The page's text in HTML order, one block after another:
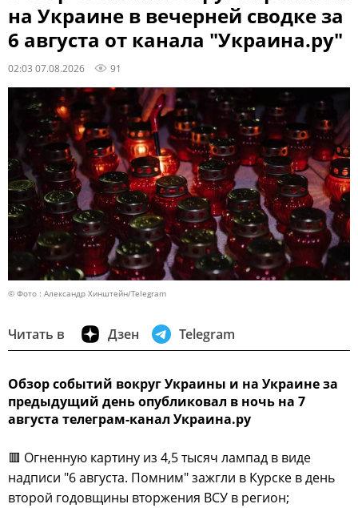
на Украине в вечерней сводке за
6 августа от канала "Украина.ру"
02:03 07.08.2026 91
© Фото : Александр Хинштейн/Telegram
Читать в Дзен Telegram
Обзор событий вокруг Украины и на Украине за
предыдущий день опубликовал в ночь на 7
августа телеграм-канал Украина.ру
🟥 Огненную картину из 4,5 тысяч лампад в виде
надписи "6 августа. Помним" зажгли в Курске в день
второй годовщины вторжения ВСУ в регион;